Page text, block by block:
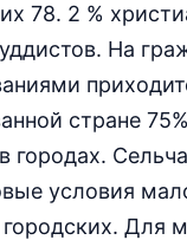
78. 2 %
На
стране
городах.
условия
Для